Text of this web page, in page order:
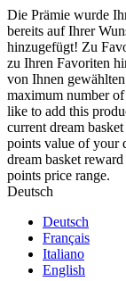
Die Prämie wurde
bereits auf Ihrer
hinzugefügt! Zu
zu Ihren Favoriten
von Ihnen
maximum number
like to add this
current dream
points value of your
dream basket
points price range.
Deutsch
Deutsch
Français
Italiano
English